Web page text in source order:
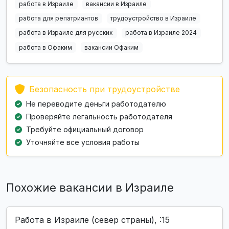
работа в Израиле
вакансии в Израиле
работа для репатриантов
трудоустройство в Израиле
работа в Израиле для русских
работа в Израиле 2024
работа в Офаким
вакансии Офаким
Безопасность при трудоустройстве
Не переводите деньги работодателю
Проверяйте легальность работодателя
Требуйте официальный договор
Уточняйте все условия работы
Похожие вакансии в Израиле
Работа в Израиле (север страны), :15